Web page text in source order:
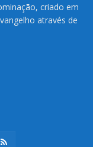
criado em
através de